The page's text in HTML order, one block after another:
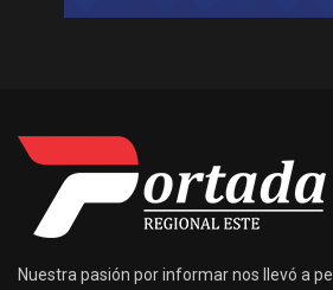
Nuestra pasión por informar nos llevó a